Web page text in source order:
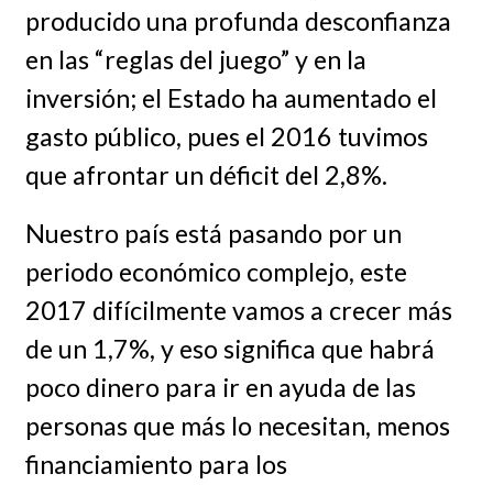
producido una profunda desconfianza
en las “reglas del juego” y en la
inversión; el Estado ha aumentado el
gasto público, pues el 2016 tuvimos
que afrontar un déficit del 2,8%.
Nuestro país está pasando por un
periodo económico complejo, este
2017 difícilmente vamos a crecer más
de un 1,7%, y eso significa que habrá
poco dinero para ir en ayuda de las
personas que más lo necesitan, menos
financiamiento para los